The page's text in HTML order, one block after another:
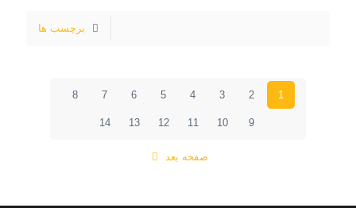
برچسب ها
1
2
3
4
5
6
7
8
9
10
11
12
13
14
صفحه بعد